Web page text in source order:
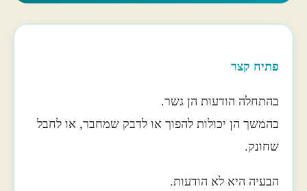
פתיח קצר
בהתחלה הודעות הן גשר.
בהמשך הן יכולות להפוך או לדבק שמחבר, או לחבל
שחונק.
הבעיה היא לא הודעות.